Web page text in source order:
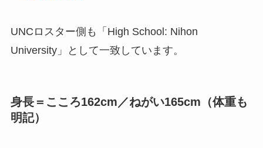
UNCロスター側も「High School: Nihon
University」として一致しています。
身長＝こころ162cm／ねがい165cm（体重も
明記）